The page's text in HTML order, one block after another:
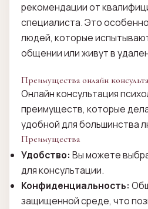
рекомендации от
специалиста. Это
людей, которые
общении или живут в
Преимущества онлайн
Онлайн консультация
преимуществ, которые
удобной для большинства
Преимущества
Удобство: Вы можете
для консультации.
Конфиденциальность:
защищенной среде, что